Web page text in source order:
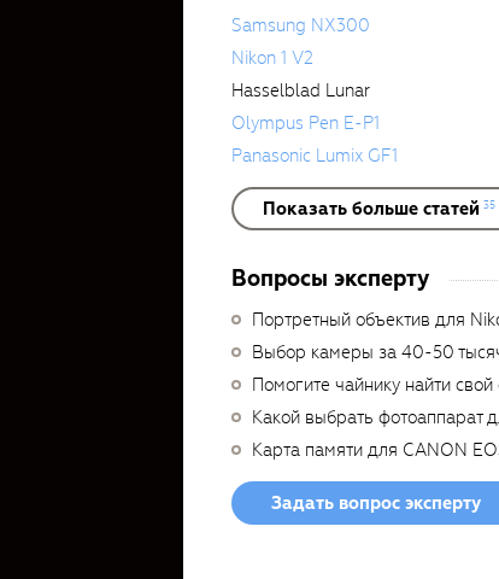
Samsung NX300
Nikon 1 V2
Hasselblad Lunar
Olympus Pen E-P1
Panasonic Lumix GF1
Показать больше статей 35
Вопросы эксперту
Портретный объектив для
Выбор камеры за 40-50
Помогите чайнику найти
Какой выбрать фотоаппарат
Карта памяти для CANON
Задать вопрос эксперту